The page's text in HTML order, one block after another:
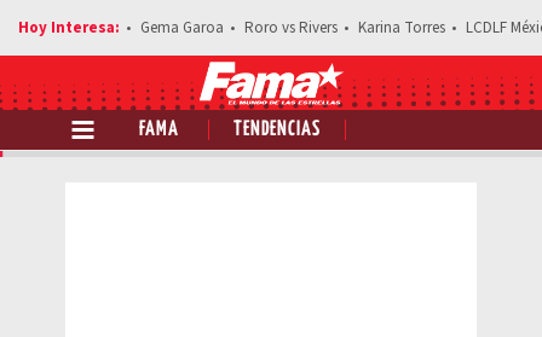
Gema Garoa Roro vs Rivers Karina Torres LCDLF
FAMA TENDENCIAS
Comparte esta noticia